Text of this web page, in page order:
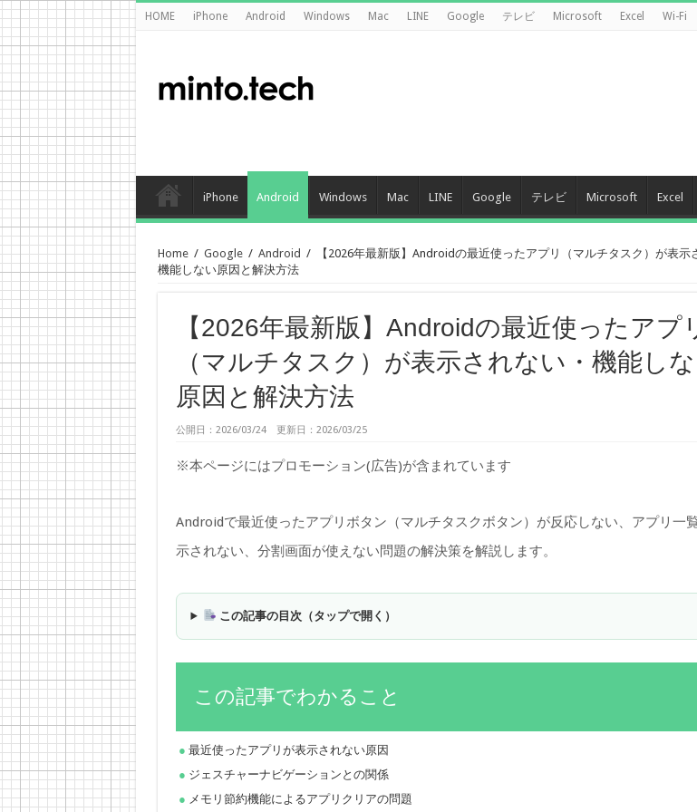
HOME iPhone Android Windows Mac LINE Google テレビ Microsoft Excel Wi-Fi
iPhone Android Windows Mac LINE Google テレビ Microsoft Excel
Home / Google / Android /
【2026年最新版】Androidの最近使ったアプリ（マルチタスク）が表示
機能しない原因と解決方法
【2026年最新版】Androidの最近使ったアプ
（マルチタスク）が表示されない・機能し
原因と解決方法
公開日：2026/03/24 更新日：2026/03/25
※本ページにはプロモーション(広告)が含まれています
Androidで最近使ったアプリボタン（マルチタスクボタン）が反応しない、アプリ一
示されない、分割画面が使えない問題の解決策を解説します。
この記事の目次（タップで開く）
この記事でわかること
最近使ったアプリが表示されない原因
ジェスチャーナビゲーションとの関係
メモリ節約機能によるアプリクリアの問題